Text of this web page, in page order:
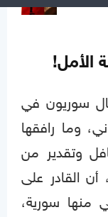
سوريون في
وما رافقها
وتقدير من
أن القادر على
منها سورية،